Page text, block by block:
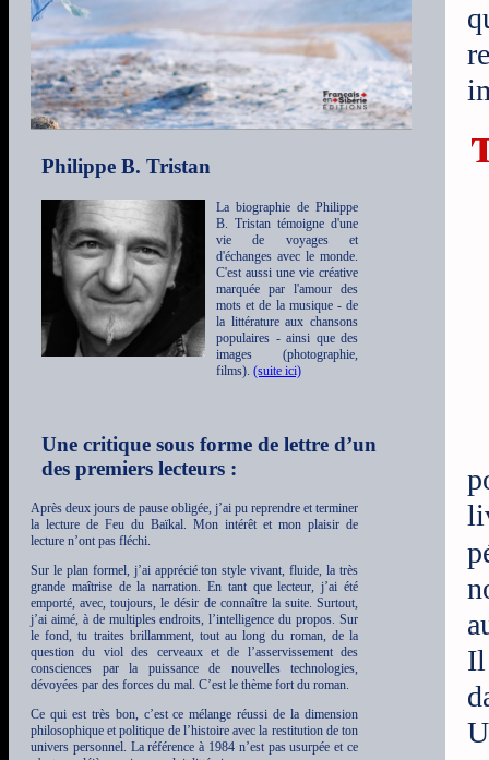
Philippe B. Tristan
La biographie de Philippe
B. Tristan témoigne d'une
vie de voyages et
d'échanges avec le monde.
C'est aussi une vie créative
marquée par l'amour des
mots et de la musique - de
la littérature aux chansons
populaires - ainsi que des
images (photographie,
films). (suite ici)
Une critique sous forme de lettre d’un
des premiers lecteurs :
Après deux jours de pause obligée, j’ai pu reprendre et terminer
la lecture de Feu du Baïkal. Mon intérêt et mon plaisir de
lecture n’ont pas fléchi.
Sur le plan formel, j’ai apprécié ton style vivant, fluide, la très
grande maîtrise de la narration. En tant que lecteur, j’ai été
emporté, avec, toujours, le désir de connaître la suite. Surtout,
j’ai aimé, à de multiples endroits, l’intelligence du propos. Sur
le fond, tu traites brillamment, tout au long du roman, de la
question du viol des cerveaux et de l’asservissement des
consciences par la puissance de nouvelles technologies,
dévoyées par des forces du mal. C’est le thème fort du roman.
Ce qui est très bon, c’est ce mélange réussi de la dimension
philosophique et politique de l’histoire avec la restitution de ton
univers personnel. La référence à 1984 n’est pas usurpée et ce
Il